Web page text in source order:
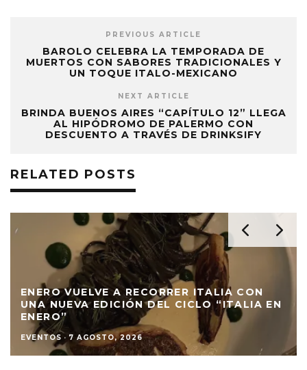
PREVIOUS ARTICLE
BAROLO CELEBRA LA TEMPORADA DE
MUERTOS CON SABORES TRADICIONALES Y
UN TOQUE ITALO-MEXICANO
NEXT ARTICLE
BRINDA BUENOS AIRES “CAPÍTULO 12” LLEGA
AL HIPÓDROMO DE PALERMO CON
DESCUENTO A TRAVÉS DE DRINKSIFY
RELATED POSTS
ENERO VUELVE A RECORRER ITALIA CON
UNA NUEVA EDICIÓN DEL CICLO “ITALIA EN
ENERO”
EVENTOS · 7 AGOSTO, 2026